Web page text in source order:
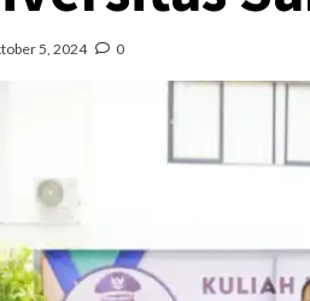
5, 2024 0